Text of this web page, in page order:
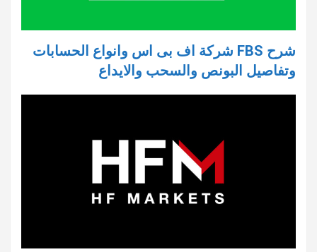
شرح FBS شركة اف بى اس وانواع الحسابات
وتفاصيل البونص والسحب والايداع